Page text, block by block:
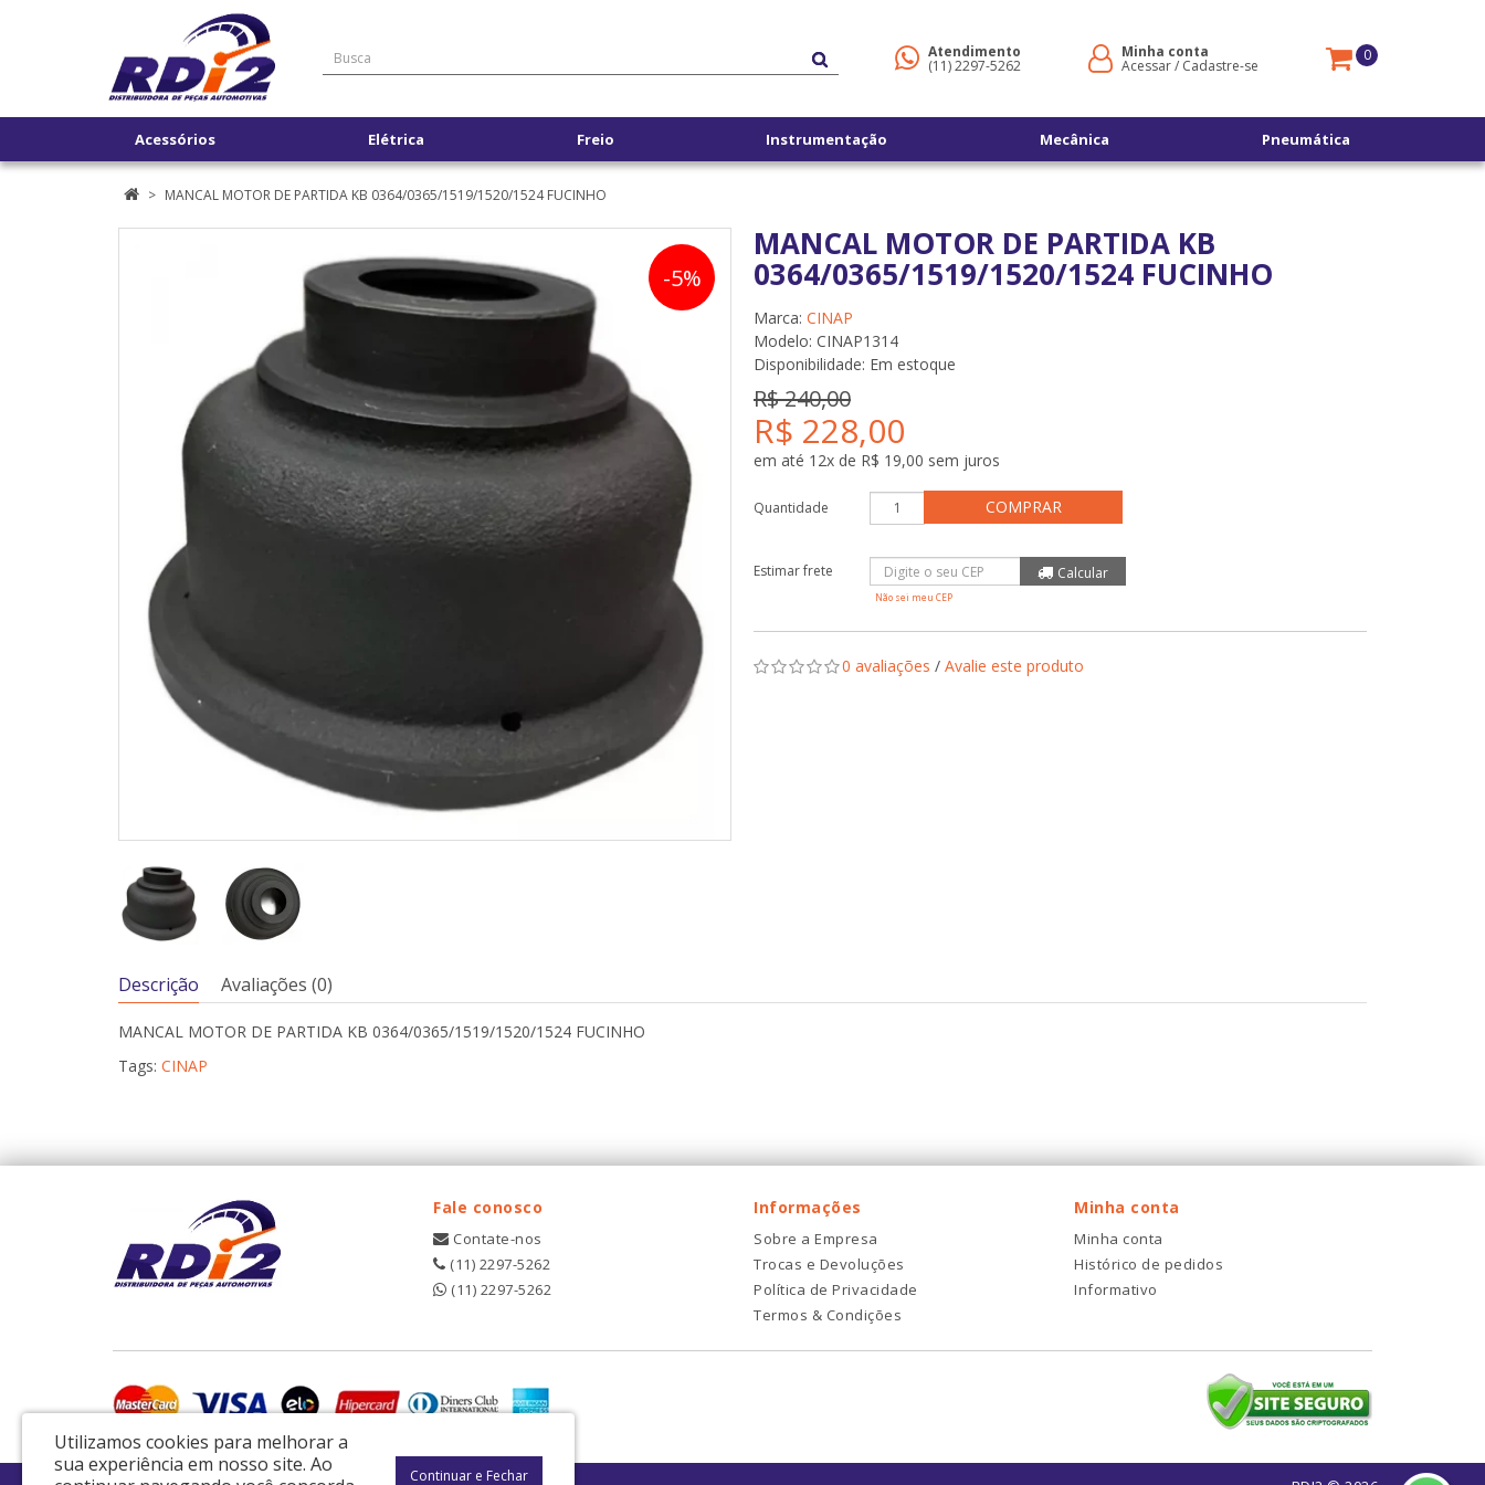
Atendimento
(11) 2297-5262
Minha conta
Acessar/ Cadastre-se
0
Acessórios Elétrica Freio Instrumentação Mecânica Pneumática
MANCAL MOTOR DE PARTIDA KB 0364/0365/1519/1520/1524 FUCINHO
-5%
MANCAL MOTOR DE PARTIDA KB
0364/0365/1519/1520/1524 FUCINHO
Marca: CINAP
Modelo: CINAP1314
Disponibilidade: Em estoque
R$ 240,00
R$ 228,00
em até 12x de R$ 19,00 sem juros
Quantidade COMPRAR
Não sei meu CEP
0 avaliações / Avalie este produto
Descrição Avaliações (0)
MANCAL MOTOR DE PARTIDA KB 0364/0365/1519/1520/1524 FUCINHO
Tags: CINAP
Fale conosco
Contate-nos
(11) 2297-5262
(11) 2297-5262
Informações
Sobre a Empresa
Trocas e Devoluções
Política de Privacidade
Termos & Condições
Minha conta
Minha conta
Histórico de pedidos
Informativo
Utilizamos cookies para melhorar a
sua experiência em nosso site. Ao
Continuar e Fechar